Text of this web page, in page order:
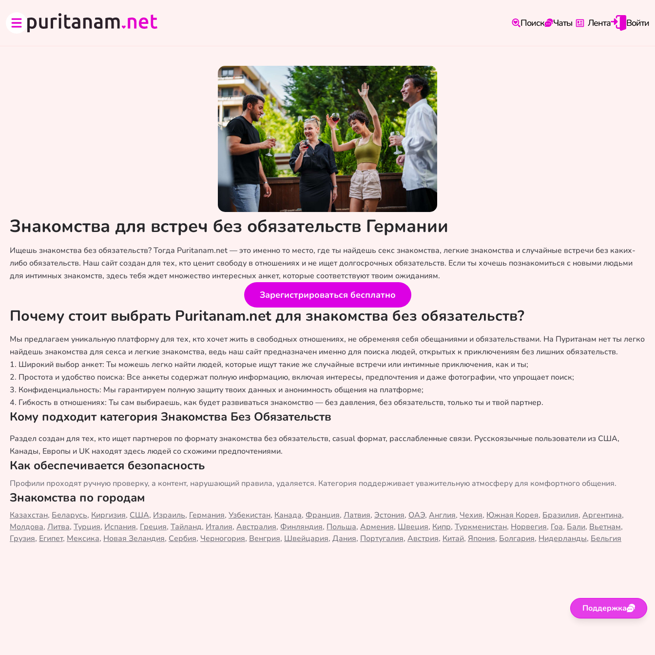
Поиск Чаты Лента Войти
Знакомства для встреч без обязательств Германии
Ищешь знакомства без обязательств? Тогда Puritanam.net — это именно то место, где ты найдешь секс знакомства, легкие знакомства и случайные встречи без каких-
либо обязательств. Наш сайт создан для тех, кто ценит свободу в отношениях и не ищет долгосрочных обязательств. Если ты хочешь познакомиться с новыми людьми
для интимных знакомств, здесь тебя ждет множество интересных анкет, которые соответствуют твоим ожиданиям.
Зарегистрироваться бесплатно
Почему стоит выбрать Puritanam.net для знакомства без обязательств?
Мы предлагаем уникальную платформу для тех, кто хочет жить в свободных отношениях, не обременяя себя обещаниями и обязательствами. На Пуританам нет ты легко
найдешь знакомства для секса и легкие знакомства, ведь наш сайт предназначен именно для поиска людей, открытых к приключениям без лишних обязательств.
1. Широкий выбор анкет: Ты можешь легко найти людей, которые ищут такие же случайные встречи или интимные приключения, как и ты;
2. Простота и удобство поиска: Все анкеты содержат полную информацию, включая интересы, предпочтения и даже фотографии, что упрощает поиск;
3. Конфиденциальность: Мы гарантируем полную защиту твоих данных и анонимность общения на платформе;
4. Гибкость в отношениях: Ты сам выбираешь, как будет развиваться знакомство — без давления, без обязательств, только ты и твой партнер.
Кому подходит категория Знакомства Без Обязательств
Раздел создан для тех, кто ищет партнеров по формату знакомства без обязательств, casual формат, расслабленные связи. Русскоязычные пользователи из США,
Канады, Европы и UK находят здесь людей со схожими предпочтениями.
Как обеспечивается безопасность
Профили проходят ручную проверку, а контент, нарушающий правила, удаляется. Категория поддерживает уважительную атмосферу для комфортного общения.
Знакомства по городам
Казахстан, Беларусь, Киргизия, США, Израиль, Германия, Узбекистан, Канада, Франция, Латвия, Эстония, ОАЭ, Англия, Чехия, Южная Корея, Бразилия, Аргентина,
Молдова, Литва, Турция, Испания, Греция, Тайланд, Италия, Австралия, Финляндия, Польша, Армения, Швеция, Кипр, Туркменистан, Норвегия, Гоа, Бали, Вьетнам,
Грузия, Египет, Мексика, Новая Зеландия, Сербия, Черногория, Венгрия, Швейцария, Дания, Португалия, Австрия, Китай, Япония, Болгария, Нидерланды, Бельгия
Поддержка